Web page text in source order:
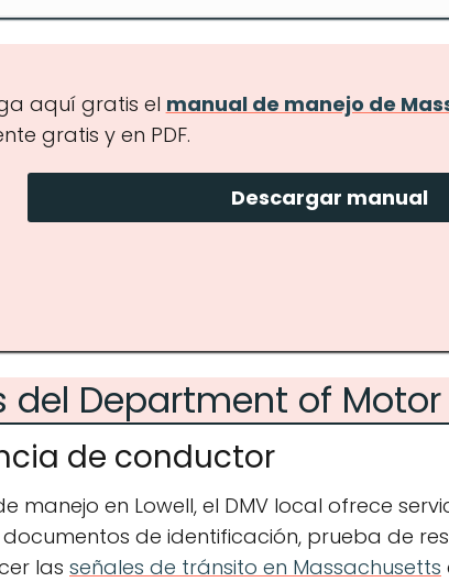
aquí gratis el manual de manejo de
gratis y en PDF.
Descargar manual
del Department of
de conductor
manejo en Lowell, el DMV local ofrece
de identificación, prueba de
las señales de tránsito en Massachusetts